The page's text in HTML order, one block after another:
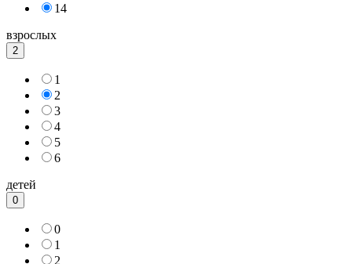
14
взрослых
2
1
2
3
4
5
6
детей
0
0
1
2